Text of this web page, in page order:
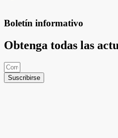
Boletín informativo
Obtenga todas las
Suscribirse